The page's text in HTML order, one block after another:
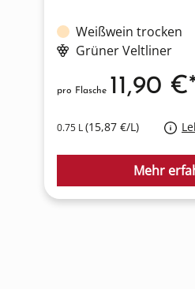
Weißwein trocken
Grüner Veltliner
0.75 L(15,87 €/L)
pro Flasche 11,90
Mehr